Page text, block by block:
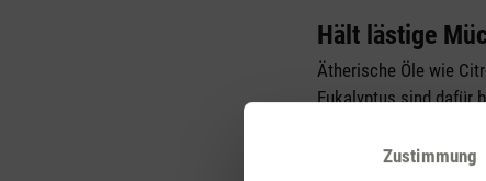
Zustimmung
Hält lästige
Ätherische Öle wie
Eukalyptus sind dafür
von diesen Düften